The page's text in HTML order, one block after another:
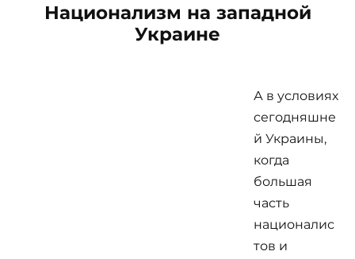
Национализм на западной
Украине
А в условиях
сегодняшне
й Украины,
когда
большая
часть
националис
тов и